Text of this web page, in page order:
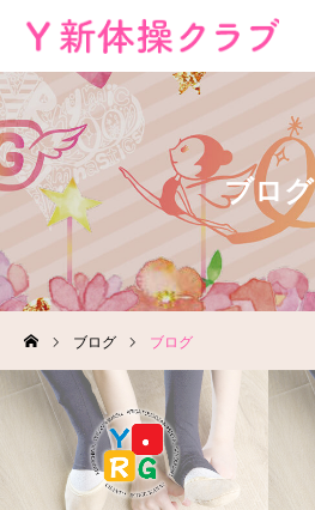
ブログ
ブログ ブログ
無料体験
レッスン場所
HOME
教室案内
教室概要
よくある質問